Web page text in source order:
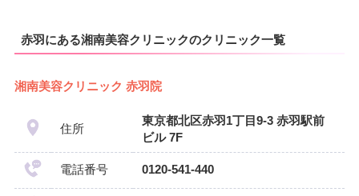
赤羽にある湘南美容クリニックのクリニック一覧
湘南美容クリニック 赤羽院
住所
東京都北区赤羽1丁目9-3 赤羽駅前
ビル 7F
電話番号 0120-541-440